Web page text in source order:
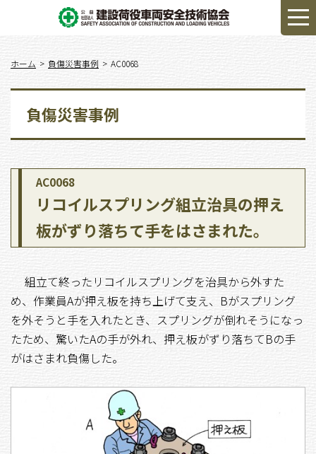
ホーム 負傷災害事例 AC0068
負傷災害事例
AC0068
リコイルスプリング組立治具の押え
板がずり落ちて手をはさまれた。
組立て終ったリコイルスプリングを治具から外すた
め、作業員Aが押え板を持ち上げて支え、Bがスプリング
を外そうと手を入れたとき、スプリングが倒れそうになっ
たため、驚いたAの手が外れ、押え板がずり落ちてBの手
がはさまれ負傷した。